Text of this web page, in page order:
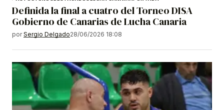
Definida la final a cuatro del Torneo DISA
Gobierno de Canarias de Lucha Canaria
por Sergio Delgado28/06/2026 18:08